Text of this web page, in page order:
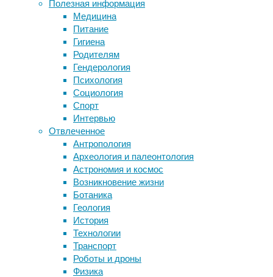
Полезная информация
Медицина
Питание
Гигиена
Родителям
Гендерология
Психология
Социология
Спорт
Интервью
Отвлеченное
Антропология
Археология и палеонтология
Астрономия и космос
Возникновение жизни
Ботаника
Геология
История
Технологии
Транспорт
Роботы и дроны
Физика
Ученые
задействовали
антитела
обнаружения
молекулы
ABCB5
(клеточный
маркер,
который
служит
качестве
идентификатора
редких
лимбальных
стволовых
клеток)
Метки
ДНК бактерии биология
биотехнология
генетика дети
здоровье знания
инструменты и методы
исследования